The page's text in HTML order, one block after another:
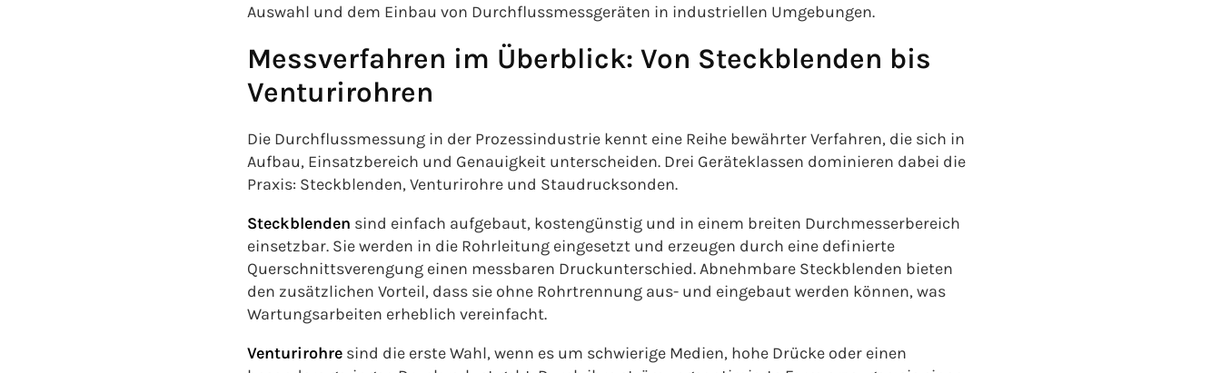
Auswahl und dem Einbau von Durchflussmessgeräten in industriellen Umgebungen.
Messverfahren im Überblick: Von Steckblenden bis
Venturirohren
Die Durchflussmessung in der Prozessindustrie kennt eine Reihe bewährter Verfahren, die sich in
Aufbau, Einsatzbereich und Genauigkeit unterscheiden. Drei Geräteklassen dominieren dabei die
Praxis: Steckblenden, Venturirohre und Staudrucksonden.
Steckblenden sind einfach aufgebaut, kostengünstig und in einem breiten Durchmesserbereich
einsetzbar. Sie werden in die Rohrleitung eingesetzt und erzeugen durch eine definierte
Querschnittsverengung einen messbaren Druckunterschied. Abnehmbare Steckblenden bieten
den zusätzlichen Vorteil, dass sie ohne Rohrtrennung aus- und eingebaut werden können, was
Wartungsarbeiten erheblich vereinfacht.
Venturirohre sind die erste Wahl, wenn es um schwierige Medien, hohe Drücke oder einen